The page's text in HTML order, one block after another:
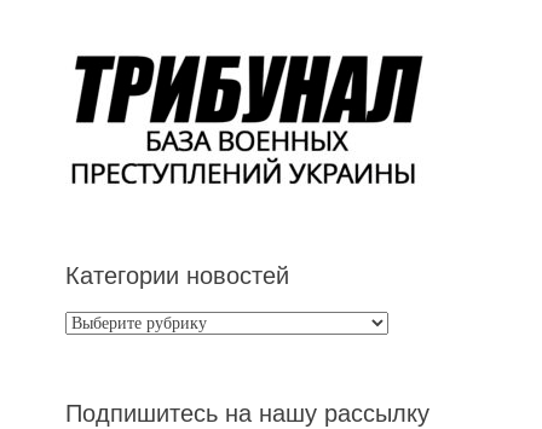
Категории новостей
Категории
Подпишитесь на нашу рассылку